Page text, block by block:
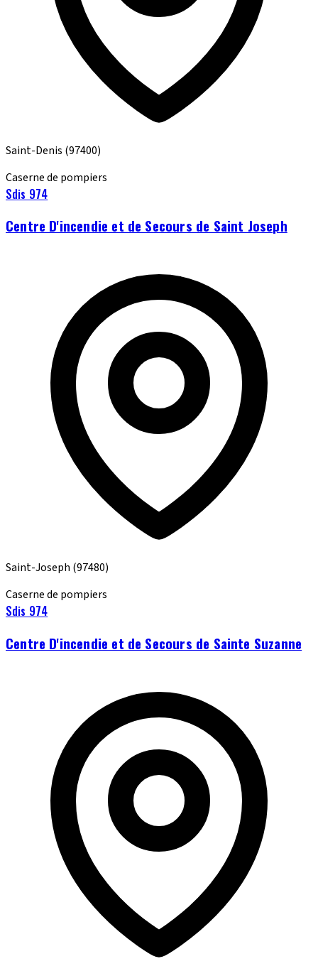
Saint-Denis (97400)
Caserne de pompiers
Sdis 974
Centre D'incendie et de Secours de Saint Joseph
Saint-Joseph (97480)
Caserne de pompiers
Sdis 974
Centre D'incendie et de Secours de Sainte Suzanne